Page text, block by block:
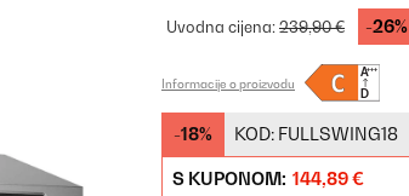
Uvodna cijena:239,90 € -26%
Informacije o proizvodu
-18% KOD: FULLSWING18
S KUPONOM: 144,89 €